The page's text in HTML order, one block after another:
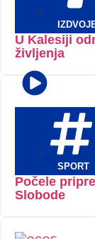
U Kalesiji
življenja
SPORT
Počele
Slobode